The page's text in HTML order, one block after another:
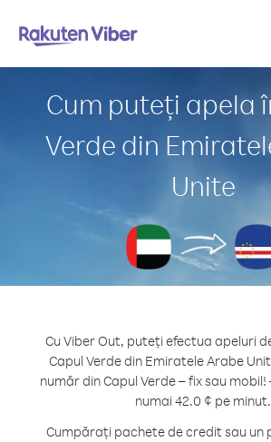
Cum puteți apela
Verde din
Unite
Cu Viber Out, puteți efectua apeluri
Capul Verde din Emiratele Arabe
număr din Capul Verde – fix sau
numai 42.0 ¢ pe minut.
Cumpărați pachete de credit sau un